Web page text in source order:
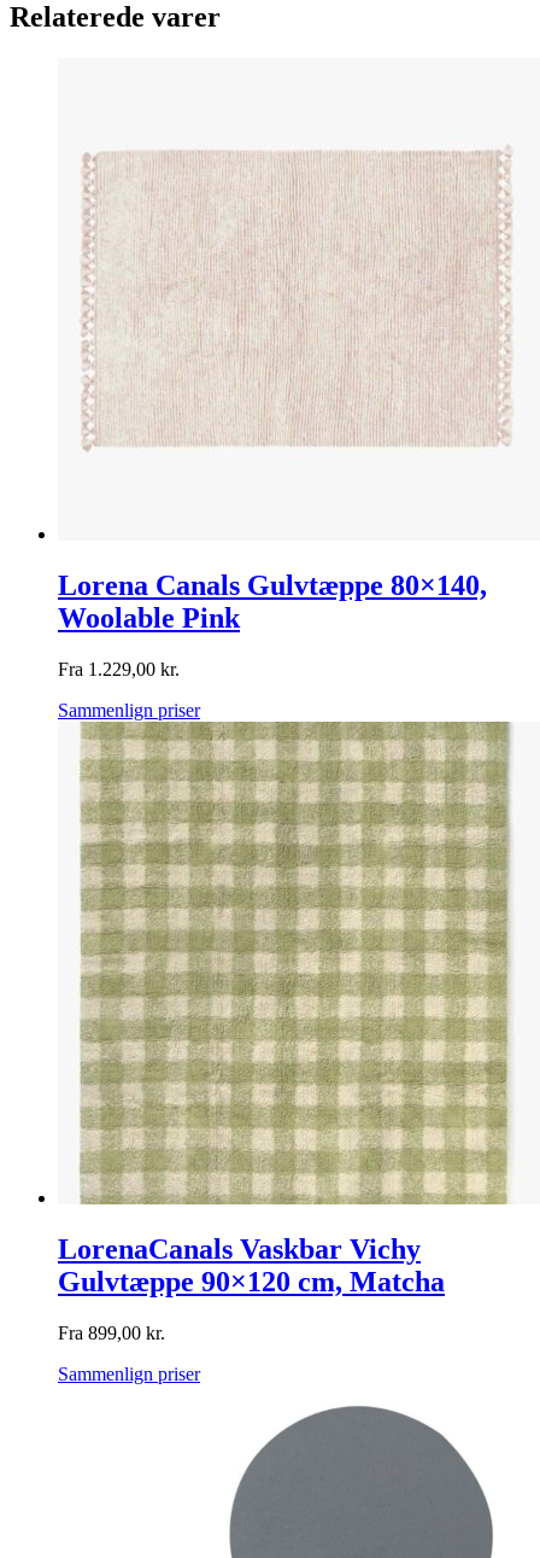
Relaterede varer
Lorena Canals Gulvtæppe 80×140,
Woolable Pink
Fra 1.229,00 kr.
Sammenlign priser
LorenaCanals Vaskbar Vichy
Gulvtæppe 90×120 cm, Matcha
Fra 899,00 kr.
Sammenlign priser